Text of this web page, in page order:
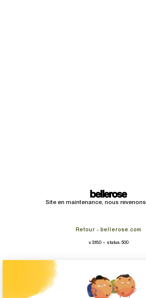
Site en maintenance, nous
Retour - bellerose.com
v. 3.16.0 - status: 500